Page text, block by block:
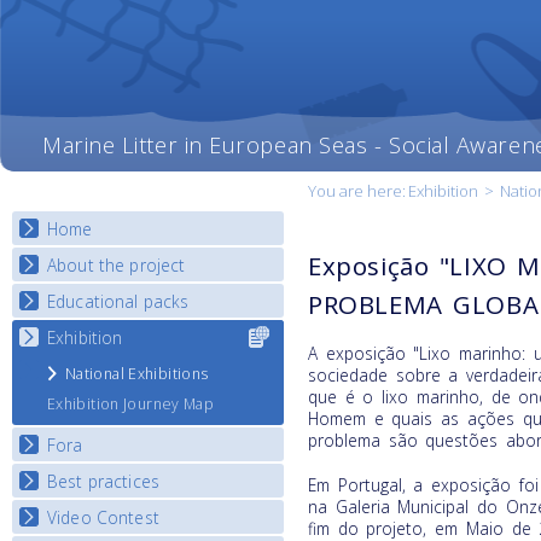
Marine Litter in European Seas - Social
You are here: Exhibition >
Home
About the project
Objectives
Deliverables
Partners
Educational packs
E-learning course round I
E-learning course round II
E-learning course round III
E-learning course round IV
Exhibition
National Exhibitions
Exhibition Journey Map
Fora
National Fora Outcomes
Best practices
Best Practice Guide
Video Contest
for your
country
Exposição "LIXO
PROBLEMA
A exposição "Lixo marinho:
sociedade sobre a
que é o lixo marinho, de
Homem e quais as ações
problema são questões
Em Portugal, a exposição
na Galeria Municipal do
fim do projeto, em Maio de